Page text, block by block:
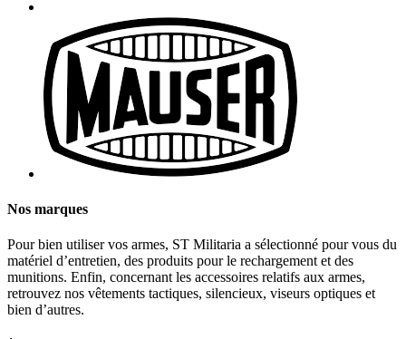
Nos marques
Pour bien utiliser vos armes, ST Militaria a sélectionné pour vous du
matériel d’entretien, des produits pour le rechargement et des
munitions. Enfin, concernant les accessoires relatifs aux armes,
retrouvez nos vêtements tactiques, silencieux, viseurs optiques et
bien d’autres.